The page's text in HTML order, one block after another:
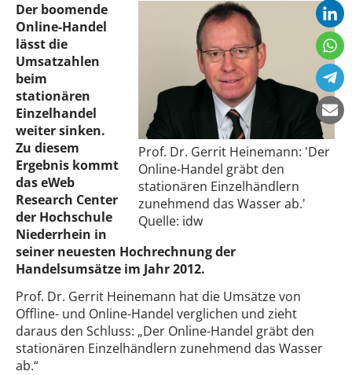
Prof. Dr. Gerrit Heinemann: 'Der
Online-Handel gräbt den
stationären Einzelhändlern
zunehmend das Wasser ab.'
Quelle: idw
Der boomende
Online-Handel
lässt die
Umsatzahlen
beim
stationären
Einzelhandel
weiter sinken.
Zu diesem
Ergebnis kommt
das eWeb
Research Center
der Hochschule
Niederrhein in
seiner neuesten Hochrechnung der
Handelsumsätze im Jahr 2012.
Prof. Dr. Gerrit Heinemann hat die Umsätze von
Offline- und Online-Handel verglichen und zieht
daraus den Schluss: „Der Online-Handel gräbt den
stationären Einzelhändlern zunehmend das Wasser
ab.“